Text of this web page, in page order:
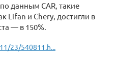
данным CAR, такие
Lifan и Chery, достигли в
— в 150%.
23/540811.h...